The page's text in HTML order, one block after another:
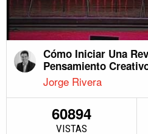
Cómo Iniciar Una
Pensamiento
Jorge Rivera
60894
VISTAS